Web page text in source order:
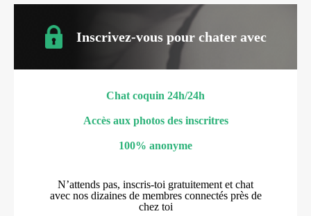
Inscrivez-vous pour chater avec
Chat coquin 24h/24h
Accès aux photos des inscritres
100% anonyme
N’attends pas, inscris-toi gratuitement et chat
avec nos dizaines de membres connectés près de
chez toi